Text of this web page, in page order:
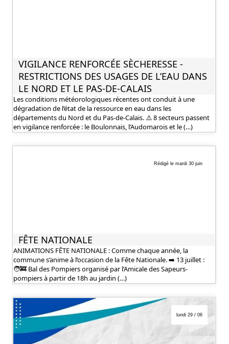
VIGILANCE RENFORCÉE SÈCHERESSE -
RESTRICTIONS DES USAGES DE L’EAU DANS
LE NORD ET LE PAS-DE-CALAIS
Les conditions météorologiques récentes ont conduit à une
dégradation de l’état de la ressource en eau dans les
départements du Nord et du Pas-de-Calais. ⚠️ 8 secteurs passent
en vigilance renforcée : le Boulonnais, l’Audomarois et le (…)
Rédigé le mardi 30 juin
FÊTE NATIONALE
ANIMATIONS FÊTE NATIONALE : Comme chaque année, la
commune s’anime à l’occasion de la Fête Nationale. ➡️ 13 juillet :
🧑‍🚒 Bal des Pompiers organisé par l’Amicale des Sapeurs-
pompiers à partir de 18h au jardin (…)
lundi 29 / 06